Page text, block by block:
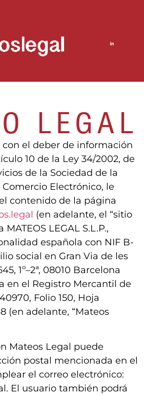
LEGAL
el deber de información
10 de la Ley 34/2002, de
de la Sociedad de la
Electrónico, le
contenido de la página
(en adelante, el “sitio
LEGAL S.L.P.,
española con NIF B-
social en Gran Via de les
1º–2ª, 08010 Barcelona
en el Registro Mercantil de
Folio 150, Hoja
(en adelante, “Mateos
Mateos Legal puede
postal mencionada en el
el correo electrónico:
El usuario también podrá